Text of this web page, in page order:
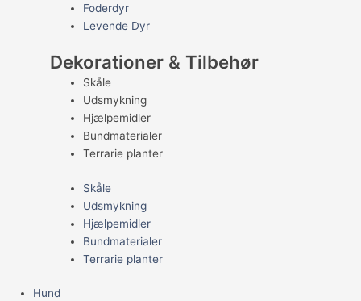
Foderdyr
Levende Dyr
Dekorationer & Tilbehør
Skåle
Udsmykning
Hjælpemidler
Bundmaterialer
Terrarie planter
Skåle
Udsmykning
Hjælpemidler
Bundmaterialer
Terrarie planter
Hund